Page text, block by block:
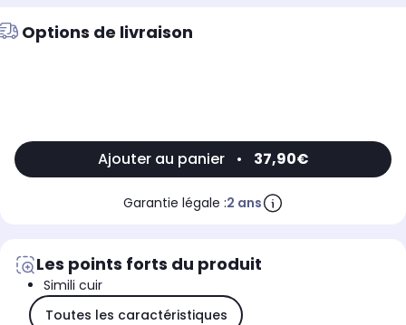
Options de livraison
Ajouter au panier • 37,90€
Garantie légale :2 ans
Les points forts du produit
Simili cuir
Toutes les caractéristiques